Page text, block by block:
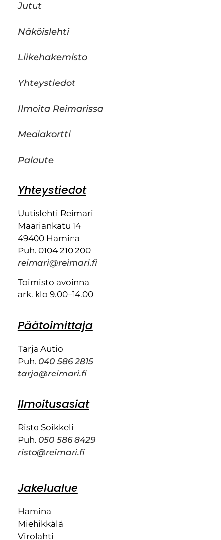
Jutut
Näköislehti
Liikehakemisto
Yhteystiedot
Ilmoita Reimarissa
Mediakortti
Palaute
Yhteystiedot
Uutislehti Reimari
Maariankatu 14
49400 Hamina
Puh. 0104 210 200
reimari@reimari.fi
Toimisto avoinna
ark. klo 9.00–14.00
Päätoimittaja
Tarja Autio
Puh. 040 586 2815
tarja@reimari.fi
Ilmoitusasiat
Risto Soikkeli
Puh. 050 586 8429
risto@reimari.fi
Jakelualue
Hamina
Miehikkälä
Virolahti